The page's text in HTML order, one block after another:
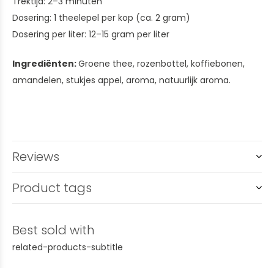
Dosering: 1 theelepel per kop (ca. 2 gram)
Dosering per liter: 12–15 gram per liter
Ingrediënten:Groene thee, rozenbottel, koffiebonen,
amandelen, stukjes appel, aroma, natuurlijk aroma.
Reviews
Product tags
Best sold with
related-products-subtitle